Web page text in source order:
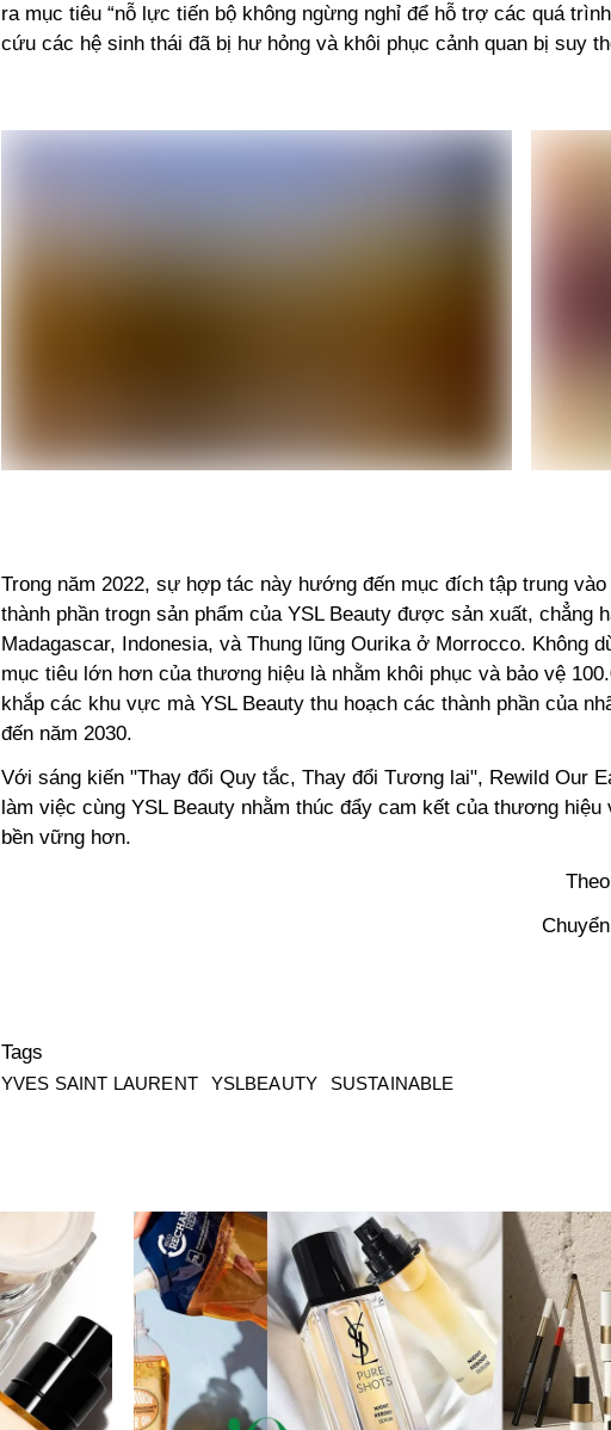
ra mục tiêu “nỗ lực tiến bộ không ngừng nghỉ để hỗ trợ các quá
cứu các hệ sinh thái đã bị hư hỏng và khôi phục cảnh quan bị suy
Trong năm 2022, sự hợp tác này hướng đến mục đích tập trung
thành phần trogn sản phẩm của YSL Beauty được sản xuất, chẳng
Madagascar, Indonesia, và Thung lũng Ourika ở Morrocco. Không
mục tiêu lớn hơn của thương hiệu là nhằm khôi phục và bảo vệ
khắp các khu vực mà YSL Beauty thu hoạch các thành phần của
đến năm 2030.
Với sáng kiến "Thay đổi Quy tắc, Thay đổi Tương lai", Rewild Our
làm việc cùng YSL Beauty nhằm thúc đẩy cam kết của thương
bền vững hơn.
Tags
YVES SAINT LAURENT YSLBEAUTY SUSTAINABLE